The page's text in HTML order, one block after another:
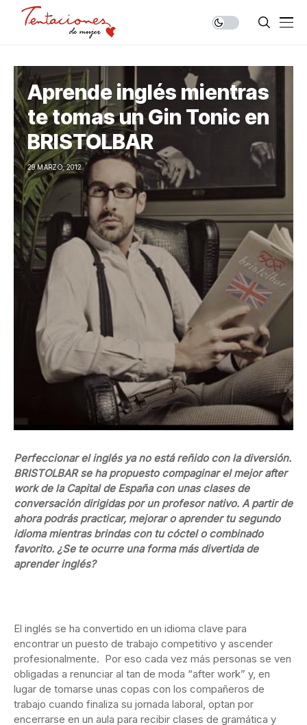
Aprende inglés mientras
te tomas un Gin Tonic en
BRISTOLBAR
29 MARZO, 2012
Perfeccionar el inglés ya no está reñido con la diversión.
BRISTOLBAR se ha propuesto compaginar el mejor after
work de la Capital de España con unas clases de
conversación dirigidas por un profesor nativo. A partir de
ahora podrás practicar, mejorar o aprender tu segundo
idioma mientras brindas con tu cóctel o combinado
favorito. ¿Se te ocurre una forma más divertida de
aprender inglés?
El inglés se ha convertido en un idioma clave para
encontrar un puesto de trabajo competitivo y ascender
profesionalmente. Por eso cada vez más personas se ven
obligadas a renunciar al tan de moda “after work” y, en
lugar de tomarse unas copas con los compañeros de
trabajo cuando finaliza su jornada laboral, optan por
encerrarse en un aula para recibir clases de gramática y